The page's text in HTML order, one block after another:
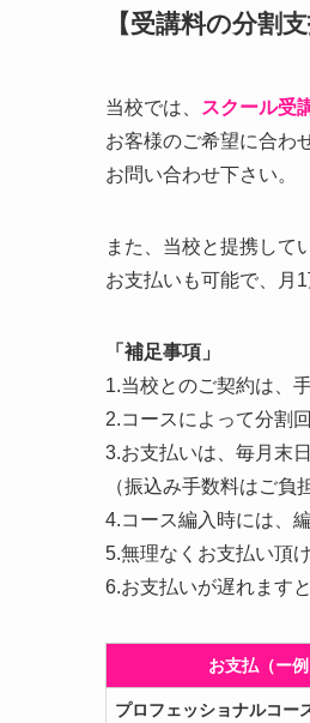
【受講料の分割
当校では、 スクール受
お客様のご希望に合わ
お問い合わせ下さい。
また、当校と提携して
お支払いも可能で、月
「補足事項」
1.当校とのご契約は、
2.コースによって分割
3.お支払いは、毎月末
（振込み手数料はご負
4.コース編入時には、
5.無理なくお支払い頂
6.お支払いが遅れます
お支払（ー例
プロフェッショナルコー